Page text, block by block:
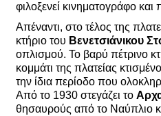
φιλοξενεί κινηματογράφο και
Απέναντι, στο τέλος της
κτήριο του Βενετσιάνικου
οπλισμού. Το βαρύ πέτρινο
κομμάτι της πλατείας
την ίδια περίοδο που
Από το 1930 στεγάζει το
θησαυρούς από το Ναύπλιο